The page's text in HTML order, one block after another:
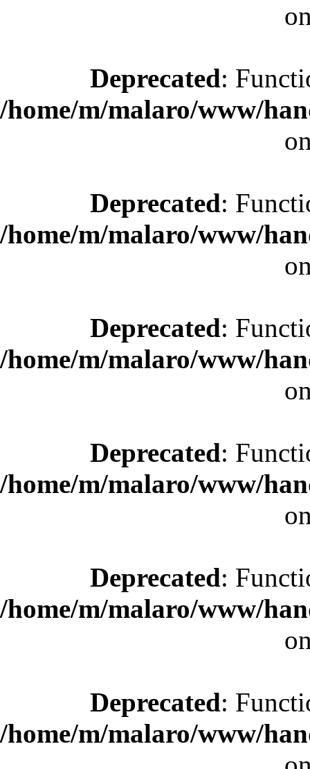
Deprecated:
/home/m/malaro/www/
Deprecated:
/home/m/malaro/www/
Deprecated:
/home/m/malaro/www/
Deprecated:
/home/m/malaro/www/
Deprecated:
/home/m/malaro/www/
Deprecated:
/home/m/malaro/www/